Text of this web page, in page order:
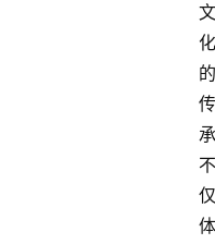
文
化
的
传
承
不
仅
体